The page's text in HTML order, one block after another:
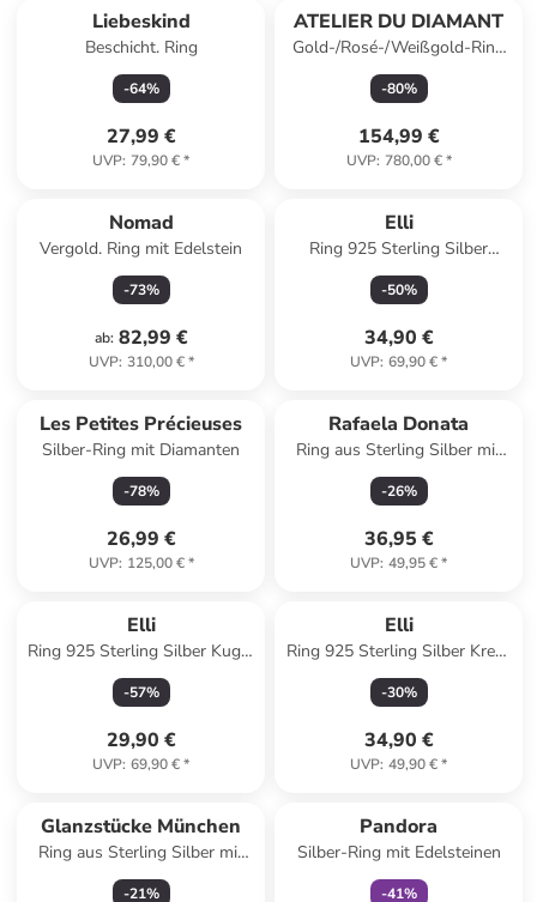
Liebeskind
Beschicht. Ring
-64%
27,99 €
UVP: 79,90 €*
ATELIER DU DIAMANT
Gold-/Rosé-/Weißgold-Ring
"Tri Or"
-80%
154,99 €
UVP: 780,00 €*
Nomad
Vergold. Ring mit Edelstein
-73%
ab: 82,99 €
UVP: 310,00 €*
Elli
Ring 925 Sterling Silber
Spirale, Ring Set in Silber
-50%
34,90 €
UVP: 69,90 €*
Les Petites Précieuses
Silber-Ring mit Diamanten
-78%
26,99 €
UVP: 125,00 €*
Rafaela Donata
Ring aus Sterling Silber mit
Zirkonia in gelbgold
-26%
36,95 €
UVP: 49,95 €*
Elli
Ring 925 Sterling Silber Kugel
in Silber
-57%
29,90 €
UVP: 69,90 €*
Elli
Ring 925 Sterling Silber Kreuz
in Silber
-30%
34,90 €
UVP: 49,90 €*
Glanzstücke München
Ring aus Sterling Silber mit
Zirkonia in gelbgold
-21%
Pandora
Silber-Ring mit Edelsteinen
-41%